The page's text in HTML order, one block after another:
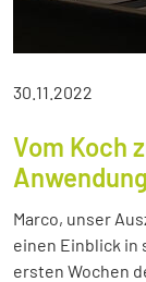
30.11.2022
Vom Koch
Marco, unser
einen Einblick in
ersten Wochen